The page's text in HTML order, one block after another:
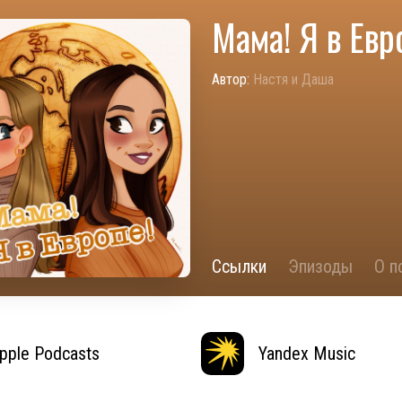
Мама! Я в
Автор: Настя и Даша
Ссылки Эпизоды О
Podcasts Yandex Music